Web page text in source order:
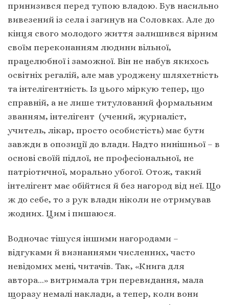
принизився перед тупою владою. Був насильно
вивезений із села і загинув на Соловках. Але до
кінця свого молодого життя залишився вірним
своїм переконанням людини вільної,
працелюбної і заможної. Він не набув якихось
освітніх регалій, але мав уроджену шляхетність
та інтелігентність. Із цього міркую тепер, що
справній, а не лише титулований формальним
званням, інтелігент (учений, журналіст,
учитель, лікар, просто особистість) має бути
завжди в опозиції до влади. Надто нинішньої – в
основі своїй підлої, не професіональної, не
патріотичної, морально убогої. Отож, такий
інтелігент має обійтися й без нагород від неї. Що
ж до себе, то з рук влади ніколи не отримував
жодних. Цим і пишаюся.
Водночас тішуся іншими нагородами –
відгуками й визнаннями численних, часто
невідомих мені, читачів. Так, «Книга для
автора…» витримала три перевидання, мала
щоразу немалі наклади, а тепер, коли вони